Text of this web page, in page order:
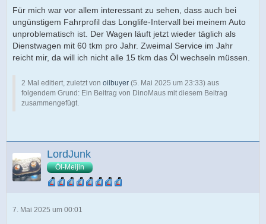
Für mich war vor allem interessant zu sehen, dass auch bei
ungünstigem Fahrprofil das Longlife-Intervall bei meinem Auto
unproblematisch ist. Der Wagen läuft jetzt wieder täglich als
Dienstwagen mit 60 tkm pro Jahr. Zweimal Service im Jahr
reicht mir, da will ich nicht alle 15 tkm das Öl wechseln müssen.
2 Mal editiert, zuletzt von oilbuyer (5. Mai 2025 um 23:33) aus
folgendem Grund: Ein Beitrag von DinoMaus mit diesem Beitrag
zusammengefügt.
LordJunk
Öl-Meijin
7. Mai 2025 um 00:01